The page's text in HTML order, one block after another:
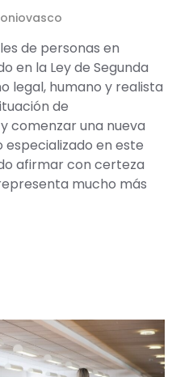
de personas en
en la Ley de Segunda
legal, humano y realista
de
comenzar una nueva
en este
afirmar con certeza
mucho más